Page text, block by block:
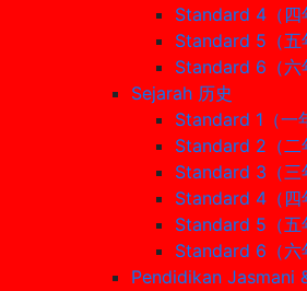
Standard 4（四
Standard 5（五
Standard 6（六
Sejarah 历史
Standard 1（一
Standard 2（二
Standard 3（三
Standard 4（四
Standard 5（五
Standard 6（六
Pendidikan Jasmani